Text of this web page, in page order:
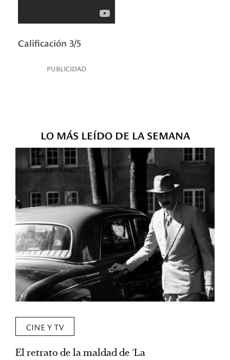
Calificación 3/5
PUBLICIDAD
LO MÁS LEÍDO DE LA SEMANA
CINE Y TV
El retrato de la maldad de ‘La